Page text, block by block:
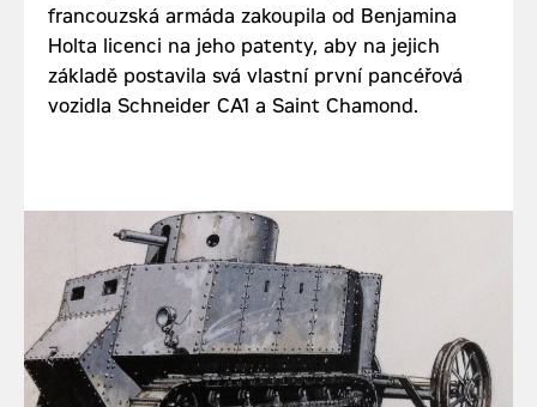
francouzská armáda zakoupila od Benjamina
Holta licenci na jeho patenty, aby na jejich
základě postavila svá vlastní první pancéřová
vozidla Schneider CA1 a Saint Chamond.